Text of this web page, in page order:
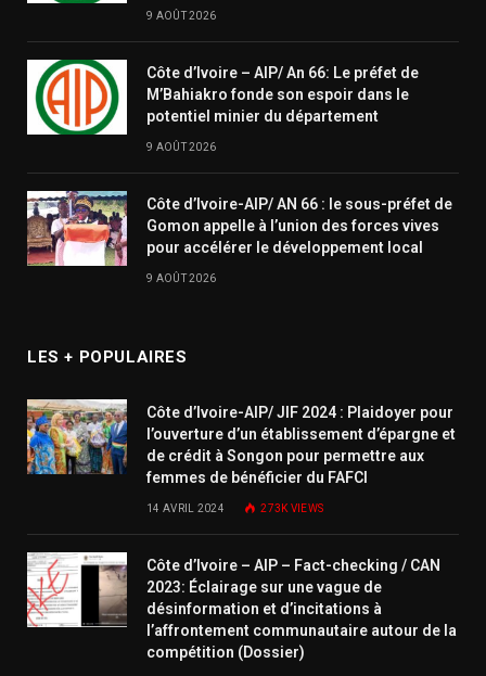
9 AOÛT 2026
Côte d’Ivoire – AIP/ An 66: Le préfet de
M’Bahiakro fonde son espoir dans le
potentiel minier du département
9 AOÛT 2026
Côte d’Ivoire-AIP/ AN 66 : le sous-préfet de
Gomon appelle à l’union des forces vives
pour accélérer le développement local
9 AOÛT 2026
LES + POPULAIRES
Côte d’Ivoire-AIP/ JIF 2024 : Plaidoyer pour
l’ouverture d’un établissement d’épargne et
de crédit à Songon pour permettre aux
femmes de bénéficier du FAFCI
14 AVRIL 2024 273K VIEWS
Côte d’Ivoire – AIP – Fact-checking / CAN
2023: Éclairage sur une vague de
désinformation et d’incitations à
l’affrontement communautaire autour de la
compétition (Dossier)